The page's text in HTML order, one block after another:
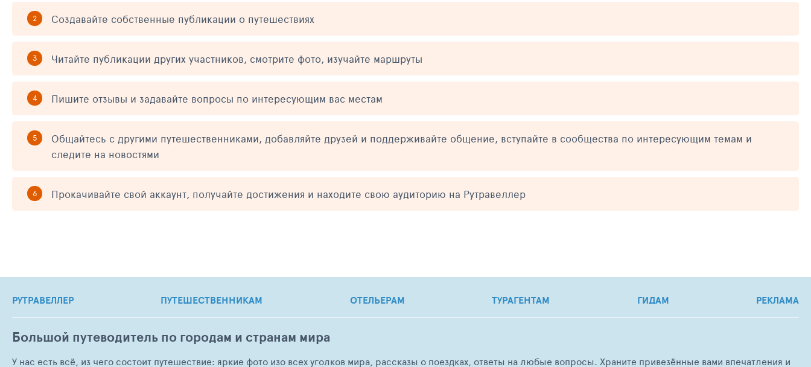
Создавайте собственные публикации о путешествиях
Читайте публикации других участников, смотрите фото, изучайте маршруты
Пишите отзывы и задавайте вопросы по интересующим вас местам
Общайтесь с другими путешественниками, добавляйте друзей и поддерживайте общение, вступайте в сообщества по интересующим темам и
следите на новостями
Прокачивайте свой аккаунт, получайте достижения и находите свою аудиторию на Рутравеллер
РУТРАВЕЛЛЕР ПУТЕШЕСТВЕННИКАМ ОТЕЛЬЕРАМ ТУРАГЕНТАМ ГИДАМ РЕКЛАМА
Большой путеводитель по городам и странам мира
У нас есть всё, из чего состоит путешествие: яркие фото изо всех уголков мира, рассказы о поездках, ответы на любые вопросы. Храните привезённые вами впечатления и